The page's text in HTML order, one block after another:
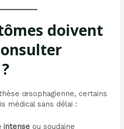
doivent
œsophagienne, certains
médical sans délai :
intense ou soudaine